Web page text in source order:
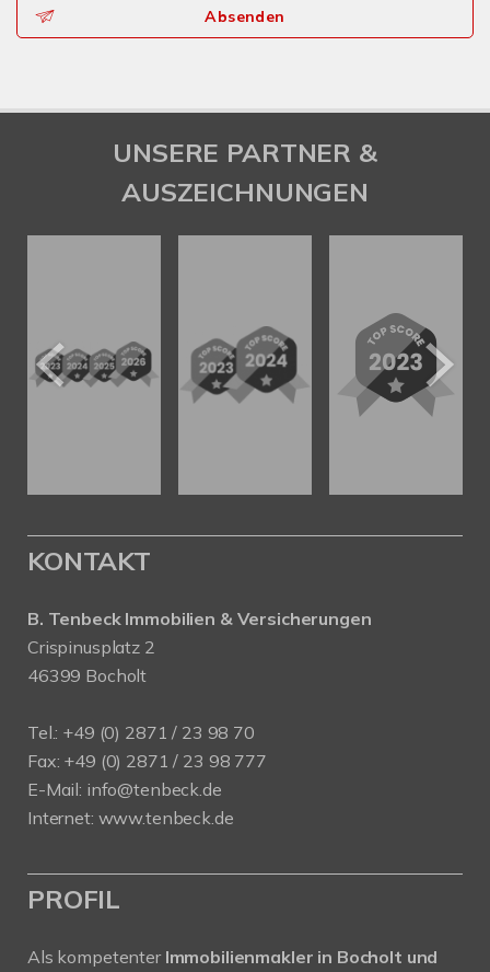
Absenden
UNSERE PARTNER &
AUSZEICHNUNGEN
KONTAKT
B. Tenbeck Immobilien & Versicherungen
Crispinusplatz 2
46399 Bocholt
Tel.: +49 (0) 2871 / 23 98 70
Fax: +49 (0) 2871 / 23 98 777
E-Mail: info@tenbeck.de
Internet: www.tenbeck.de
PROFIL
Als kompetenter Immobilienmakler in Bocholt und